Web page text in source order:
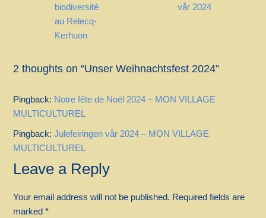
navigation
biodiversité
au Relecq-
Kerhuon
vår 2024
2 thoughts on “Unser Weihnachtsfest 2024”
Pingback: Notre fête de Noël 2024 – MON VILLAGE
MULTICULTUREL
Pingback:Julefeiringen vår 2024 – MON VILLAGE
MULTICULTUREL
Leave a Reply
Your email address will not be published. Required fields are
marked*